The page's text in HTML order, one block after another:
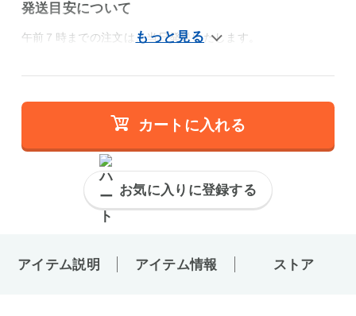
発送目安について
午前７時までの注文は、当日発送いたします。
カートに入れる
お気に入りに登録する
アイテム説明 アイテム情報 ストア